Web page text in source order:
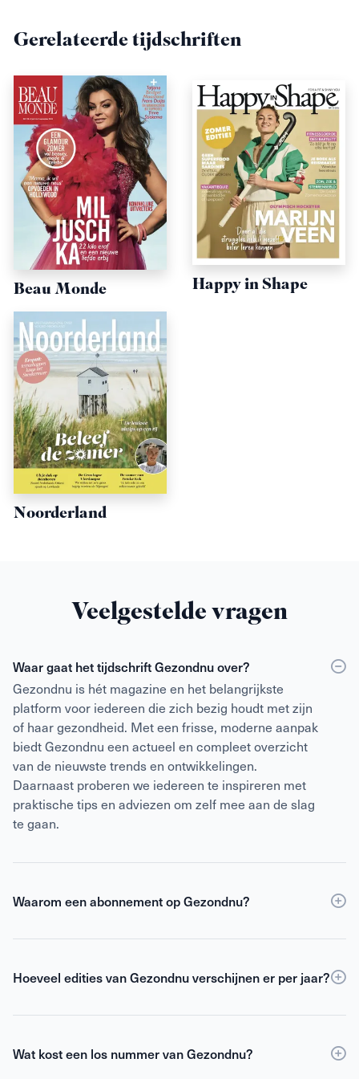
Gerelateerde tijdschriften
Beau Monde Happy in Shape
Noorderland
Veelgestelde vragen
Waar gaat het tijdschrift Gezondnu over?
Gezondnu is hét magazine en het belangrijkste
platform voor iedereen die zich bezig houdt met zijn
of haar gezondheid. Met een frisse, moderne aanpak
biedt Gezondnu een actueel en compleet overzicht
van de nieuwste trends en ontwikkelingen.
Daarnaast proberen we iedereen te inspireren met
praktische tips en adviezen om zelf mee aan de slag
te gaan.
Waarom een abonnement op Gezondnu?
Eenabonnementop Gezondnu is de slimste keuze
opzichte van losse verkoop én toegang tot de digitale
geïnformeerd en geïnspireerd om het beste uit jezelf
Hoeveel edities van Gezondnu verschijnen er per jaar?
Gezondnu verschijnt 6 keer per jaar.
Wat kost een los nummer van Gezondnu?